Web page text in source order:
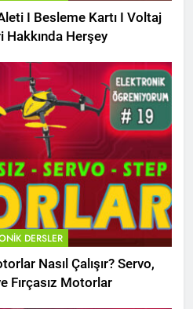
I Besleme Kartı I Voltaj
Hakkında Herşey
DERSLER
Nasıl Çalışır? Servo,
Fırçasız Motorlar